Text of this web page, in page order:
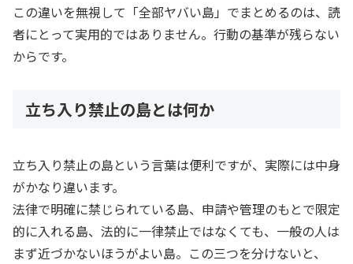
この違いを無視して「全部ヤバい島」でまとめるのは、読
者にとって実用的ではありません。行動の基準が残らない
からです。
立ち入り禁止の島とは何か
立ち入り禁止の島という言葉は便利ですが、実際には中身
がかなり違います。
法律で明確に禁じられている島、申請や管理のもとで限定
的に入れる島、法的に一律禁止ではなくても、一般の人は
まず近づかないほうがよい島。この三つを分けないと、